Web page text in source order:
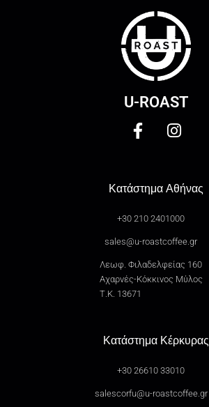
U-ROAST
Κατάστημα Αθήνας
+30 210 2401000
sales@u-roastcoffee.gr
Λεωφ. Φιλαδελφείας 160
Αχαρνές-Κόκκινος Μύλος
Τ.Κ. 13671
Κατάστημα Κέρκυρας
+30 26610 33010
salescorfu@u-roastcoffee.gr